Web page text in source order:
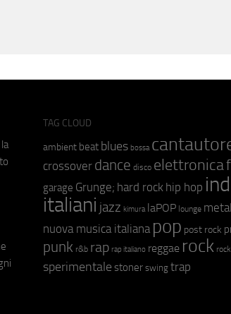
TAG CLOUD
ambient beat blues bossa
crossover dance disco elettronica
garage Grunge; hard rock hip hop
italiani jazz kimura laPOP lounge
nuova musica italiana pop post rock
punk r&b rap rap italiano reggae rock
sperimentale stoner swing trap